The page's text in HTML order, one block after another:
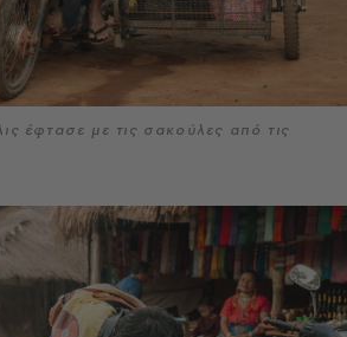
έφτασε με τις σακούλες από τις